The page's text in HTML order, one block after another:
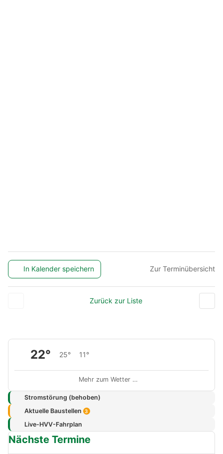
In Kalender speichern Zur Terminübersicht
Zurück zur Liste
22° 25° 11°
Mehr zum Wetter …
Stromstörung (behoben)
Aktuelle Baustellen 3
Live-HVV-Fahrplan
Nächste Termine